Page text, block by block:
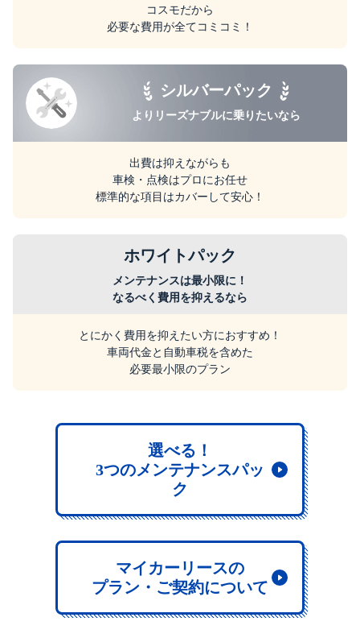
コスモだから
必要な費用が全てコミコミ！
シルバーパック
よりリーズナブルに乗りたいなら
出費は抑えながらも
車検・点検はプロにお任せ
標準的な項目はカバーして安心！
ホワイトパック
メンテナンスは最小限に！
なるべく費用を抑えるなら
とにかく費用を抑えたい方におすすめ！
車両代金と自動車税を含めた
必要最小限のプラン
選べる！
3つのメンテナンスパッ
ク
マイカーリースの
プラン・ご契約について